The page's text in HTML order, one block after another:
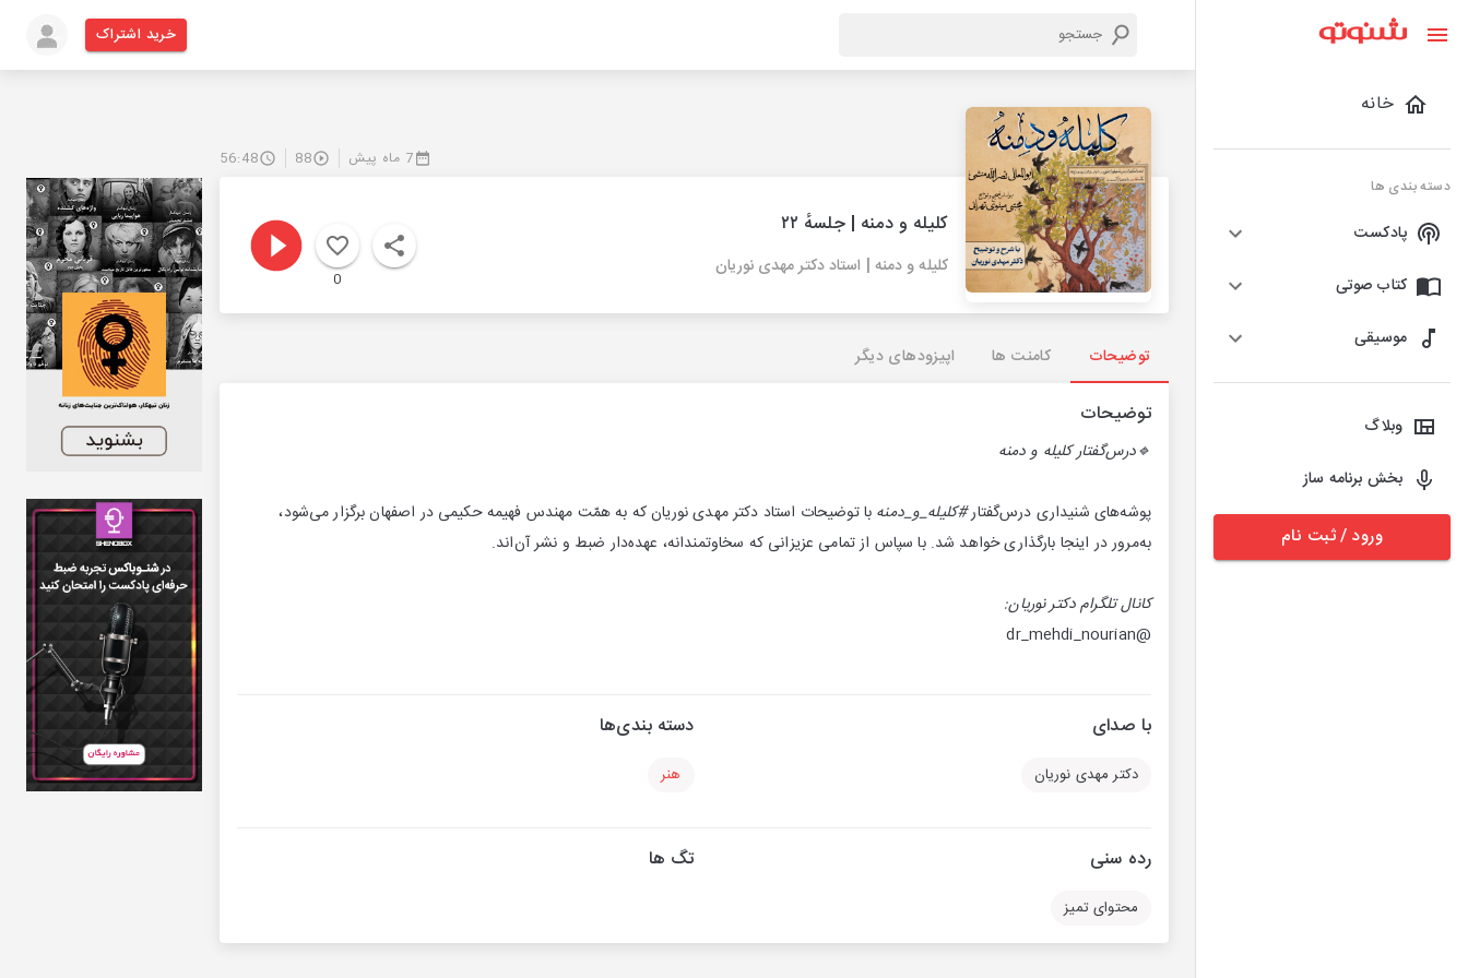
خانه
دسته بندی ها
پادکست
کتاب صوتی
موسیقی
وبلاگ
بخش برنامه ساز
ورود / ثبت نام
خرید اشتراک
7 ماه پیش 88
56:48
کلیله و دمنه | جلسهٔ ۲۲
کلیله و دمنه | استاد دکتر مهدی نوریان
0
توضیحات کامنت ها اپیزودهای دیگر
توضیحات
‌🔹درس‌‌گفتار کلیله و دمنه
پوشه‌های شنیداری درس‌گفتار#کلیله‌_و_دمنه با توضیحات استاد دکتر مهدی نوریان که به همّت مهندس فهیمه حکیمی در اصفهان برگزار می‌شود،
به‌مرور در اینجا بارگذاری خواهد شد. با سپاس از تمامی عزیزانی که سخاوتمندانه، عهده‌دار ضبط و نشر آن‌اند.
کانال تلگرام دکتر نوریان:
@dr_mehdi_nourian
با صدای
دکتر مهدی نوریان
دسته بندی‌ها
هنر
رده سنی
محتوای تمیز
تگ ها